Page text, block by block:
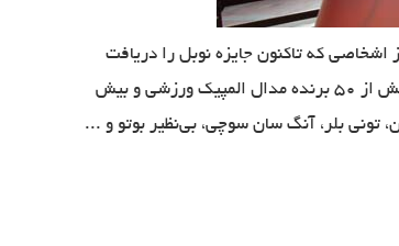
دانشگاه آکسفورد، خیلی از دانشجویان این دانشگاه موفق به کسب شهرت بسیاری برای خود شدند. به عنوان مثال ۴۶ نفر از اشخاصی که تاکنون جایزه نوبل را دریافت
کرده‌اند یا دانش‌آموخته این دانشگاه بوده‌اند و یا در اینجا تدریس کرده بودند. ۲۶ نخست‌وزیر انگلیس، بیش از ۱۰۰ نفر از اعضای مجلس عوام، بیش از ۵۰ برنده مدال المپیک ورزشی و بیش
تونی بلر، آنگ سان سوچی، بی‌نظیر بوتو و ...